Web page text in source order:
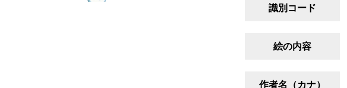
識別コード
絵の内容
作者名（カナ）